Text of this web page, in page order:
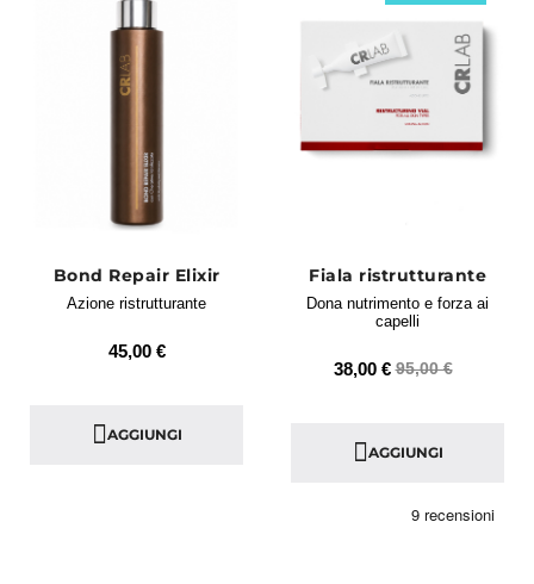
Bond Repair Elixir
Azione ristrutturante
45,00 €
AGGIUNGI
Fiala ristrutturante
Dona nutrimento e forza ai
capelli
38,00 € 95,00 €
AGGIUNGI